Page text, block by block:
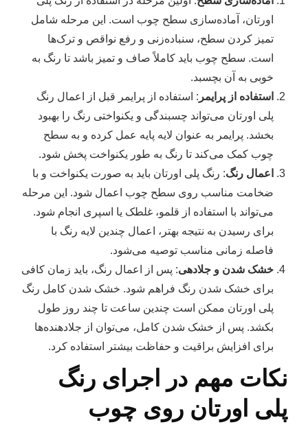
اورتان، آماده‌سازی سطح چوب است. این مرحله شامل
تمیز کردن سطح، سنباده‌زنی و رفع نواقص و ترک‌ها
است. سطح چوب باید کاملاً صاف و تمیز باشد تا رنگ به
خوبی به آن بچسبد.
استفاده از پرایمر : استفاده از پرایمر قبل از اعمال رنگ
پلی اورتان می‌تواند چسبندگی و یکنواختی رنگ را بهبود
بخشد. پرایمر به عنوان لایه پایه عمل کرده و به سطح
چوب کمک می‌کند تا رنگ به طور یکنواخت پخش شود.
اعمال رنگ: رنگ پلی اورتان باید به صورت یکنواخت و با
ضخامت مناسب روی سطح چوب اعمال شود. این مرحله
می‌تواند با استفاده از قلمو، غلطک یا اسپری انجام شود.
برای رسیدن به نتیجه بهتر، اعمال چندین لایه رنگ با
فاصله زمانی مناسب توصیه می‌شود.
خشک شدن و جلادهی: پس از اعمال رنگ، باید زمان کافی
برای خشک شدن رنگ فراهم شود. خشک شدن کامل رنگ
پلی اورتان ممکن است چندین ساعت تا چند روز طول
بکشد. پس از خشک شدن کامل، می‌توان از جلادهنده‌ها
برای افزایش براقیت و حفاظت بیشتر استفاده کرد.
نکات مهم در اجرای رنگ
پلی اورتان روی چوب